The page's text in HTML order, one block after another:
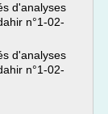
d'analyses
n°1-02-
d'analyses
n°1-02-